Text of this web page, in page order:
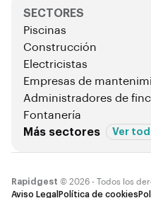
SECTORES
Piscinas
Construcción
Electricistas
Empresas de
Administradores de
Fontanería
Más sectores
Ver
Rapidgest © 2026 - Todos los
Aviso Legal Política de cookies